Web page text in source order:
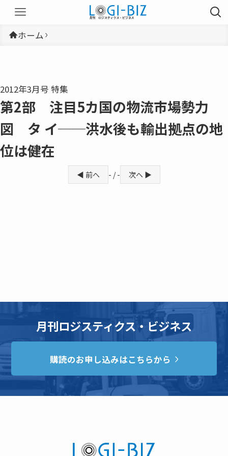
ホーム
2012年3月号 特集
第2部 注目5カ国の物流市場勢力
図 タ イ──洪水後も輸出拠点の地
位は健在
◀ 前へ - / - 次へ ▶
月刊ロジスティクス・ビジネス
購読のお申し込みはこちらから